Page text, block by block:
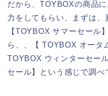
だから、TOYBOXの商品
力をしてもらい、まずは、
【TOYBOX サマーセール
ら、、【 TOYBOX オータ
TOYBOX ウィンターセー
セール】という感じで調べ